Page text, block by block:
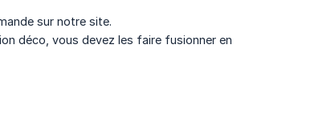
sur notre site.
déco, vous devez les faire fusionner en